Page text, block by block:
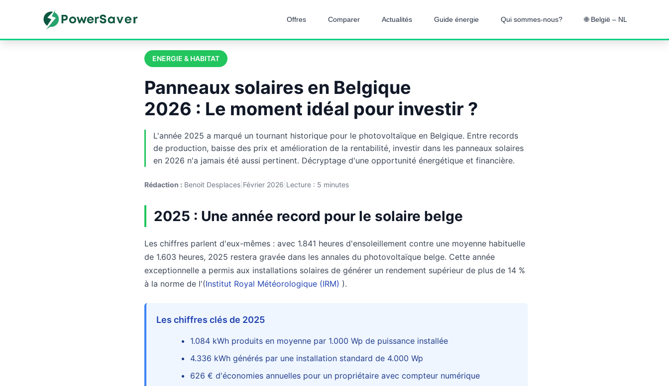
Offres Comparer Actualités Guide énergie Qui sommes-nous? 🌐 België – NL
ENERGIE & HABITAT
Panneaux solaires en Belgique
2026 : Le moment idéal pour investir ?
L'année 2025 a marqué un tournant historique pour le photovoltaïque en Belgique. Entre records
de production, baisse des prix et amélioration de la rentabilité, investir dans les panneaux solaires
en 2026 n'a jamais été aussi pertinent. Décryptage d'une opportunité énergétique et financière.
Rédaction : Benoit Desplaces| Février 2026 Lecture : 5 minutes
2025 : Une année record pour le solaire belge
Les chiffres parlent d'eux-mêmes : avec 1.841 heures d'ensoleillement contre une moyenne habituelle
de 1.603 heures, 2025 restera gravée dans les annales du photovoltaïque belge. Cette année
exceptionnelle a permis aux installations solaires de générer un rendement supérieur de plus de 14 %
à la norme de l'(Institut Royal Météorologique (IRM) ).
Les chiffres clés de 2025
1.084 kWh produits en moyenne par 1.000 Wp de puissance installée
4.336 kWh générés par une installation standard de 4.000 Wp
626 € d'économies annuelles pour un propriétaire avec compteur numérique